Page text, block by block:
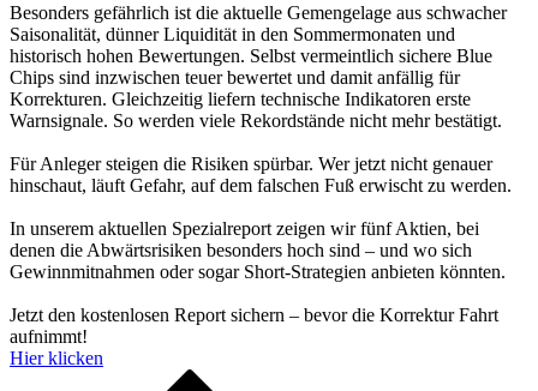
Besonders gefährlich ist die aktuelle Gemengelage aus schwacher
Saisonalität, dünner Liquidität in den Sommermonaten und
historisch hohen Bewertungen. Selbst vermeintlich sichere Blue
Chips sind inzwischen teuer bewertet und damit anfällig für
Korrekturen. Gleichzeitig liefern technische Indikatoren erste
Warnsignale. So werden viele Rekordstände nicht mehr bestätigt.
Für Anleger steigen die Risiken spürbar. Wer jetzt nicht genauer
hinschaut, läuft Gefahr, auf dem falschen Fuß erwischt zu werden.
In unserem aktuellen Spezialreport zeigen wir fünf Aktien, bei
denen die Abwärtsrisiken besonders hoch sind – und wo sich
Gewinnmitnahmen oder sogar Short-Strategien anbieten könnten.
Jetzt den kostenlosen Report sichern – bevor die Korrektur Fahrt
aufnimmt!
Hier klicken